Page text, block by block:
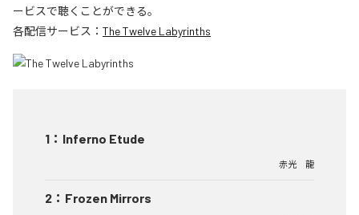
ービスで聴くことができる。
各配信サービス： The Twelve Labyrinths
1 ： Inferno Etude
赤光 龍
2 ： Frozen Mirrors